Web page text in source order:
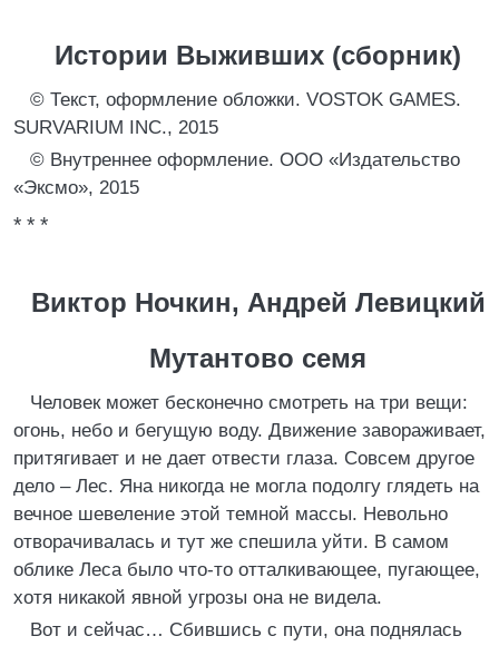
Истории Выживших (сборник)
© Текст, оформление обложки. VOSTOK GAMES.
SURVARIUM INC., 2015
© Внутреннее оформление. ООО «Издательство
«Эксмо», 2015
* * *
Виктор Ночкин, Андрей Левицкий
Мутантово семя
Человек может бесконечно смотреть на три вещи:
огонь, небо и бегущую воду. Движение завораживает,
притягивает и не дает отвести глаза. Совсем другое
дело – Лес. Яна никогда не могла подолгу глядеть на
вечное шевеление этой темной массы. Невольно
отворачивалась и тут же спешила уйти. В самом
облике Леса было что-то отталкивающее, пугающее,
хотя никакой явной угрозы она не видела.
Вот и сейчас… Сбившись с пути, она поднялась